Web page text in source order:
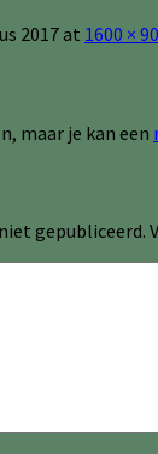
2017at 1600 ×
maar je kan een
gepubliceerd.